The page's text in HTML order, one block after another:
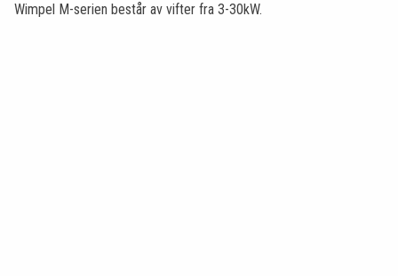
Wimpel M-serien består av vifter fra 3-30kW.